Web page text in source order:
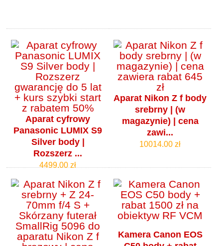
Aparat cyfrowy
Panasonic LUMIX S9
Silver body |
Rozszerz ...
4499.00 zł
Aparat Nikon Z f body
srebrny | (w
magazynie) | cena
zawi...
10014.00 zł
Kamera Canon EOS